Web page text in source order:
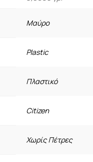
Μαύρο
Plastic
Πλαστικό
Citizen
Χωρίς Πέτρες